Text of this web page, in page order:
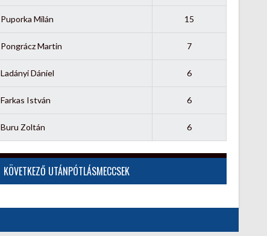
Puporka Milán 15
Pongrácz Martin 7
Ladányi Dániel 6
Farkas István 6
Buru Zoltán 6
KÖVETKEZŐ UTÁNPÓTLÁSMECCSEK